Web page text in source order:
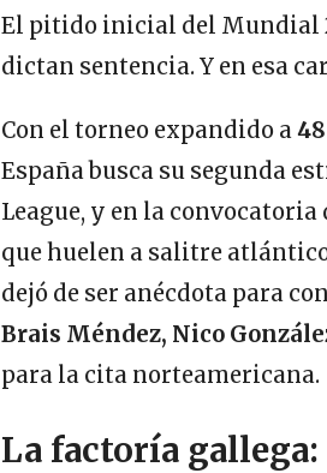
El pitido inicial del Mundial
dictan sentencia. Y en esa
Con el torneo expandido a
España busca su segunda
League, y en la
que huelen a salitre
dejó de ser anécdota para
Brais Méndez, Nico
para la cita norteamericana.
La factoría